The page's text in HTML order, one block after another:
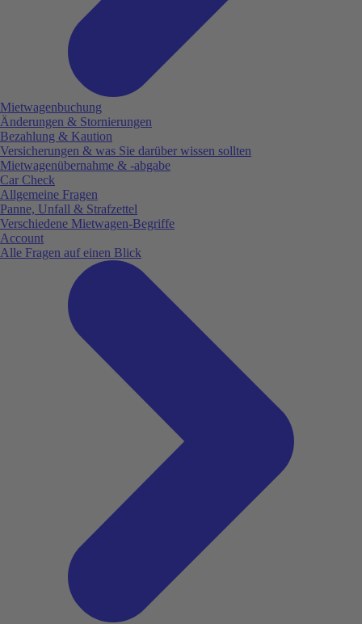
Mietwagenbuchung
Änderungen & Stornierungen
Bezahlung & Kaution
Versicherungen & was Sie darüber wissen sollten
Mietwagenübernahme & -abgabe
Car Check
Allgemeine Fragen
Panne, Unfall & Strafzettel
Verschiedene Mietwagen-Begriffe
Account
Alle Fragen auf einen Blick